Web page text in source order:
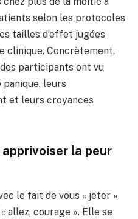
selon les protocoles
tailles d’effet jugées
clinique. Concrètement,
participants ont vu
leurs
et leurs croyances
la peur
le fait de vous « jeter »
allez, courage ». Elle se